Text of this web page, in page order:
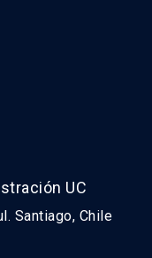
UC
Santiago, Chile